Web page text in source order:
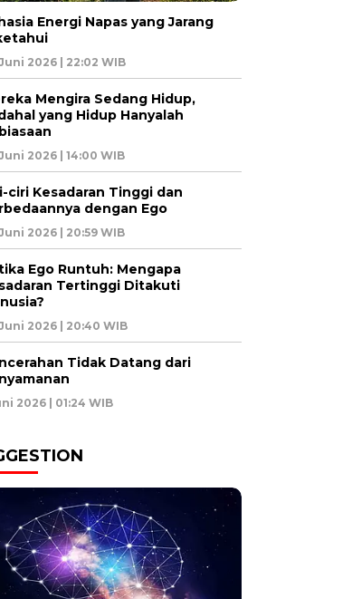
Energi Napas yang Jarang
2026 | 22:02 WIB
Mengira Sedang Hidup,
yang Hidup Hanyalah
2026 | 14:00 WIB
ciri Kesadaran Tinggi dan
dengan Ego
2026 | 20:59 WIB
Ego Runtuh: Mengapa
Tertinggi Ditakuti
2026 | 20:40 WIB
Tidak Datang dari
2026 | 01:24 WIB